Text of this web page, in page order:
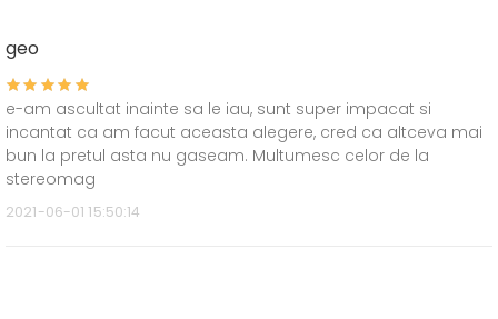
geo
e-am ascultat inainte sa le iau, sunt super impacat si
incantat ca am facut aceasta alegere, cred ca altceva mai
bun la pretul asta nu gaseam. Multumesc celor de la
stereomag
2021-06-01 15:50:14